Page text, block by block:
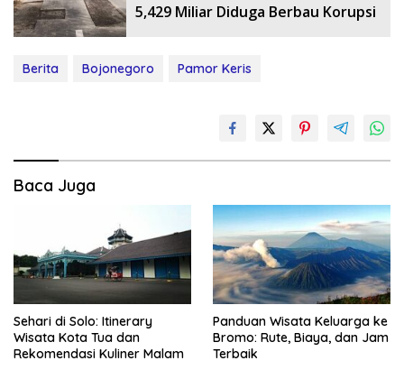
5,429 Miliar Diduga Berbau Korupsi
Berita Bojonegoro Pamor Keris
Baca Juga
Sehari di Solo: Itinerary
Wisata Kota Tua dan
Rekomendasi Kuliner Malam
Panduan Wisata Keluarga ke
Bromo: Rute, Biaya, dan Jam
Terbaik